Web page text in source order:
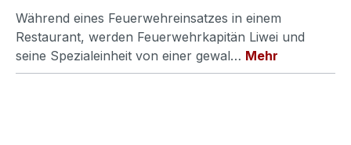
Während eines Feuerwehreinsatzes in einem
Restaurant, werden Feuerwehrkapitän Liwei und
seine Spezialeinheit von einer gewal… Mehr